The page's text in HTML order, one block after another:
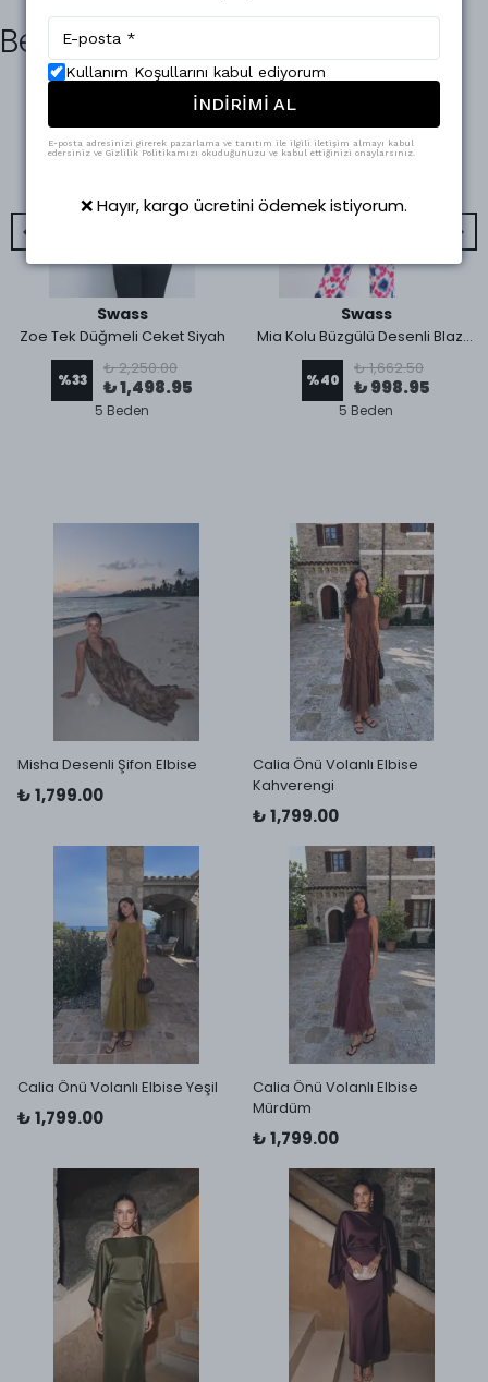
Benzer Ürünler
Swass
Zoe Tek Düğmeli Ceket Siyah
%33
₺ 2,250.00
₺ 1,498.95
5 Beden
Swass
Mia Kolu Büzgülü Desenli Blazer Ceket Pembe
%40
₺ 1,662.50
₺ 998.95
5 Beden
Misha Desenli Şifon Elbise
₺ 1,799.00
Calia Önü Volanlı Elbise
Kahverengi
₺ 1,799.00
Calia Önü Volanlı Elbise Yeşil
₺ 1,799.00
Calia Önü Volanlı Elbise
Mürdüm
₺ 1,799.00
Kullanım Koşullarını kabul ediyorum
İNDİRİMİ AL
E-posta adresinizi girerek pazarlama ve tanıtım ile ilgili iletişim almayı kabul
edersiniz ve Gizlilik Politikamızı okuduğunuzu ve kabul ettiğinizi onaylarsınız.
❌ Hayır, kargo ücretini ödemek istiyorum.